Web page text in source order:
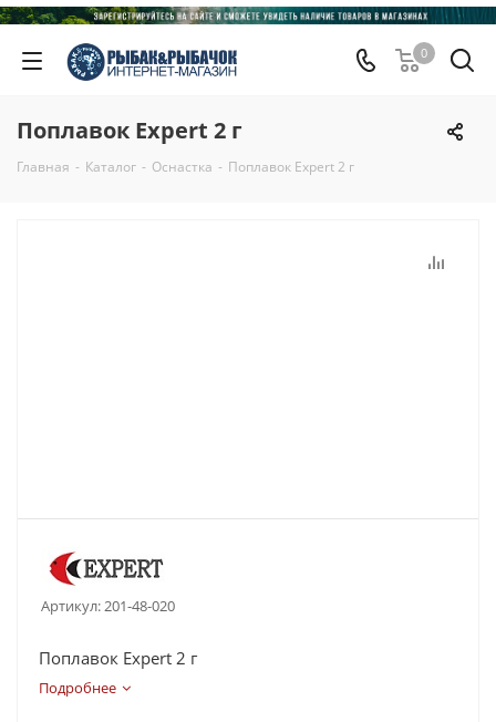
0
Поплавок Expert 2 г
Главная - Каталог - Оснастка - Поплавок Expert 2 г
Артикул:201-48-020
Поплавок Expert 2 г
Подробнее